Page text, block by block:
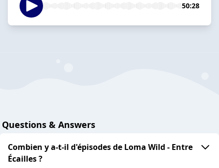
50:28
Questions & Answers
Combien y a-t-il d'épisodes de Loma Wild - Entre
Écailles ?